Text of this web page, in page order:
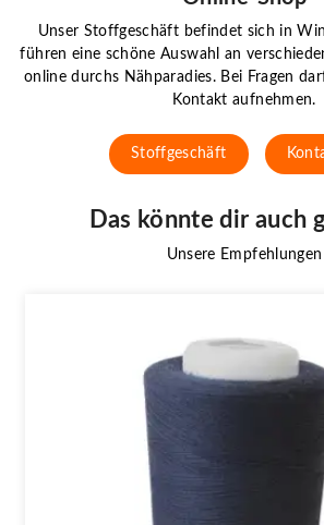
Unser Stoffgeschäft befindet sich in
führen eine schöne Auswahl an
online durchs Nähparadies. Bei Fragen
Kontakt aufnehmen.
Stoffgeschäft
Das könnte dir auch
Unsere Empfehlungen